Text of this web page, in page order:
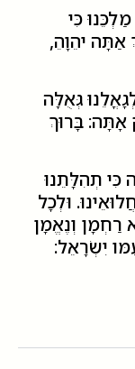
כִּי
אַתָּה יהֵוָהֵ,
גְּאֻלָּה
אָתָּה: בָּרוּךְ
כִּי תְהִלָּתֵנוּ
וּלְכָל
רַחְמָן וְנֶאֱמָן
יִשְׂרָאֵל: